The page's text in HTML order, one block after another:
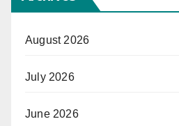
August 2026
July 2026
June 2026